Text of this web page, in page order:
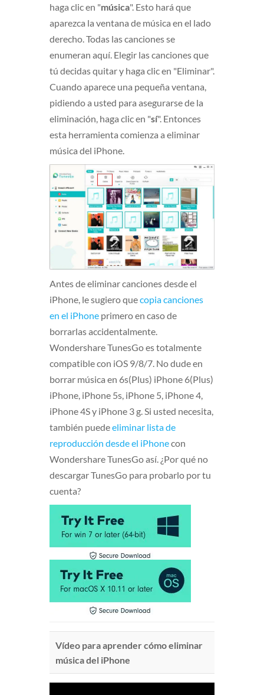
haga clic en "música". Esto hará que
aparezca la ventana de música en el lado
derecho. Todas las canciones se
enumeran aquí. Elegir las canciones que
tú decidas quitar y haga clic en "Eliminar".
Cuando aparece una pequeña ventana,
pidiendo a usted para asegurarse de la
eliminación, haga clic en "sí". Entonces
esta herramienta comienza a eliminar
música del iPhone.
Antes de eliminar canciones desde el
iPhone, le sugiero quecopia canciones
en el iPhone primero en caso de
borrarlas accidentalmente.
WondershareTunesGo es totalmente
compatible con iOS 9/8/7. No dude en
borrar música en 6s(Plus) iPhone 6(Plus)
iPhone, iPhone 5s, iPhone 5, iPhone 4,
iPhone 4S y iPhone 3 g. Si usted necesita,
también puedeeliminar lista de
reproducción desde el iPhonecon
Wondershare TunesGo así. ¿Por qué no
descargar TunesGo para probarlo por tu
cuenta?
Vídeo para aprender cómo eliminar
música del iPhone